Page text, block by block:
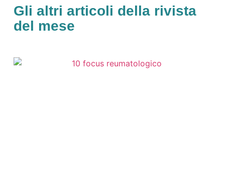
Gli altri articoli della rivista
del mese